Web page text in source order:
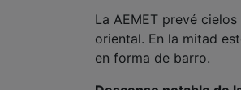
La AEMET prevé
oriental. En la mitad
en forma de barro.